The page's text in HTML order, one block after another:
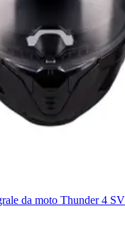
da moto Thunder 4